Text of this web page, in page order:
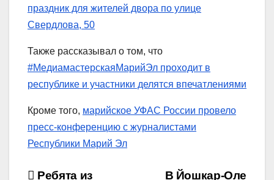
праздник для жителей двора по улице
Свердлова, 50
Также рассказывал о том, что
#МедиамастерскаяМарийЭл проходит в
республике и участники делятся впечатлениями
Кроме того, марийское УФАС России провело
пресс-конференцию с журналистами
Республики Марий Эл
В Йошкар-Оле
Ребята из